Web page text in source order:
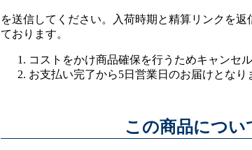
を送信してください。入荷時期と精算リンクを
ております。
コストをかけ商品確保を行うためキャンセ
お支払い完了から5日営業日のお届けとなり
この商品につい